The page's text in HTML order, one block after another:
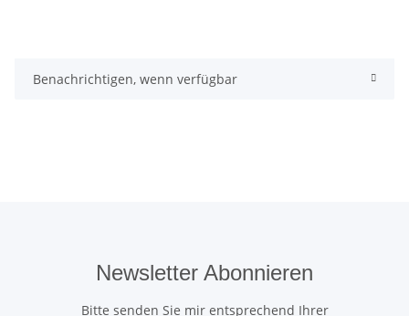
Benachrichtigen, wenn verfügbar
Newsletter Abonnieren
Bitte senden Sie mir entsprechend Ihrer